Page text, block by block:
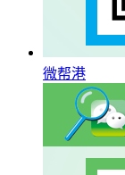
微帮港